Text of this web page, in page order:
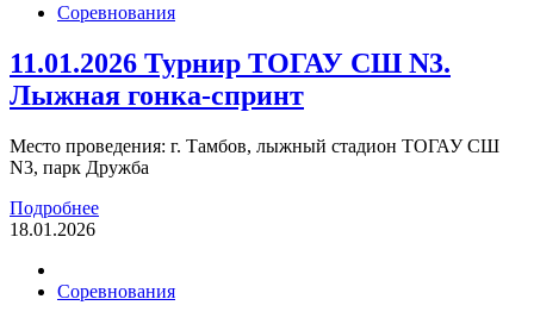
Соревнования
11.01.2026 Турнир ТОГАУ СШ N3.
Лыжная гонка-спринт
Место проведения: г. Тамбов, лыжный стадион ТОГАУ СШ
N3, парк Дружба
Подробнее
18.01.2026
Соревнования